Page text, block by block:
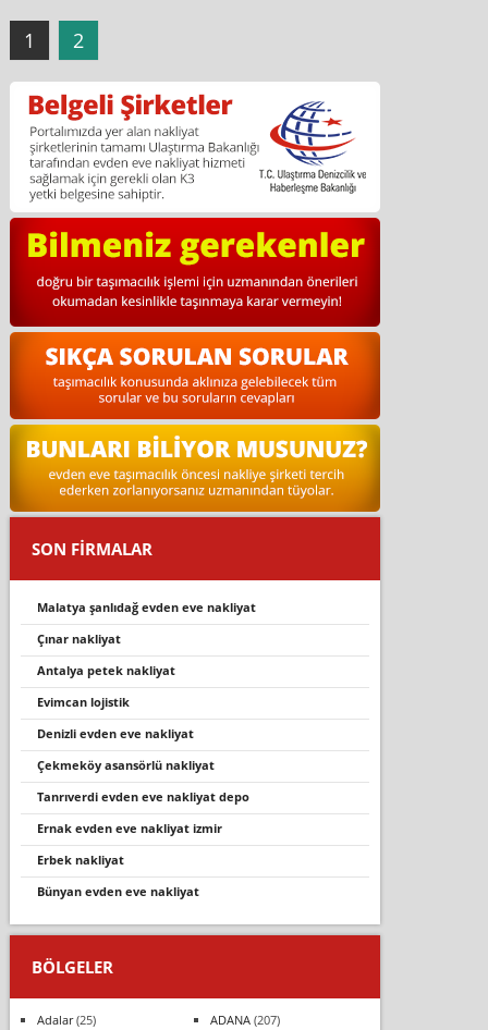
1 2
SON FİRMALAR
malatya şanlıdağ evden eve nakliyat
çinar nakli̇yat
antalya petek nakliyat
evimcan lojistik
denizli evden eve nakliyat
çekmeköy asansörlü nakliyat
tanrıverdi evden eve nakliyat depo
ernak evden eve nakliyat izmir
erbek nakliyat
bünyan evden eve nakli̇yat
BÖLGELER
Adalar(25) ADANA(207)